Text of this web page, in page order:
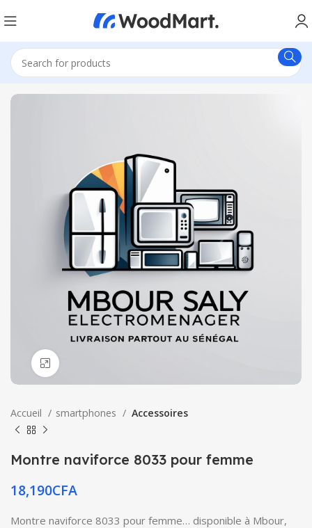
Accueil smartphones Accessoires
Montre naviforce 8033 pour femme
18,190CFA
Montre naviforce 8033 pour femme… disponible à Mbour,